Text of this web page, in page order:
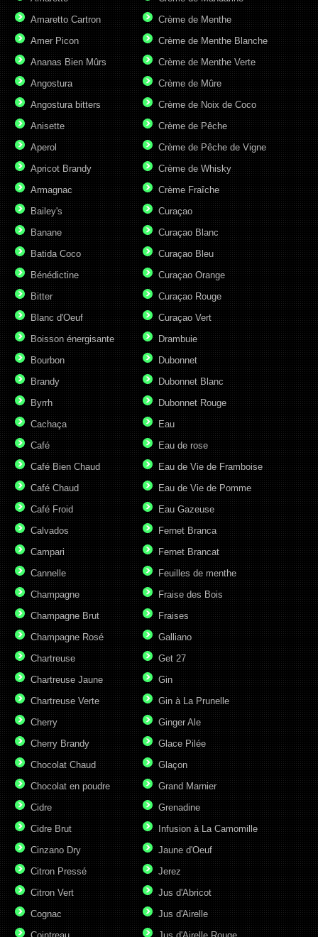
Amaretto Cartron
Amer Picon
Ananas Bien Mûrs
Angostura
Angostura bitters
Anisette
Aperol
Apricot Brandy
Armagnac
Bailey's
Banane
Batida Coco
Bénédictine
Bitter
Blanc d'Oeuf
Boisson énergisante
Bourbon
Brandy
Byrrh
Cachaça
Café
Café Bien Chaud
Café Chaud
Café Froid
Calvados
Campari
Cannelle
Champagne
Champagne Brut
Champagne Rosé
Chartreuse
Chartreuse Jaune
Chartreuse Verte
Cherry
Cherry Brandy
Chocolat Chaud
Chocolat en poudre
Cidre
Cidre Brut
Cinzano Dry
Citron Pressé
Citron Vert
Cognac
Crème de Menthe
Crème de Menthe Blanche
Crème de Menthe Verte
Crème de Mûre
Crème de Noix de Coco
Crème de Pêche
Crème de Pêche de Vigne
Crème de Whisky
Crème Fraîche
Curaçao
Curaçao Blanc
Curaçao Bleu
Curaçao Orange
Curaçao Rouge
Curaçao Vert
Drambuie
Dubonnet
Dubonnet Blanc
Dubonnet Rouge
Eau
Eau de rose
Eau de Vie de Framboise
Eau de Vie de Pomme
Eau Gazeuse
Fernet Branca
Fernet Brancat
Feuilles de menthe
Fraise des Bois
Fraises
Galliano
Get 27
Gin
Gin à La Prunelle
Ginger Ale
Glace Pilée
Glaçon
Grand Marnier
Grenadine
Infusion à La Camomille
Jaune d'Oeuf
Jerez
Jus d'Abricot
Jus d'Airelle